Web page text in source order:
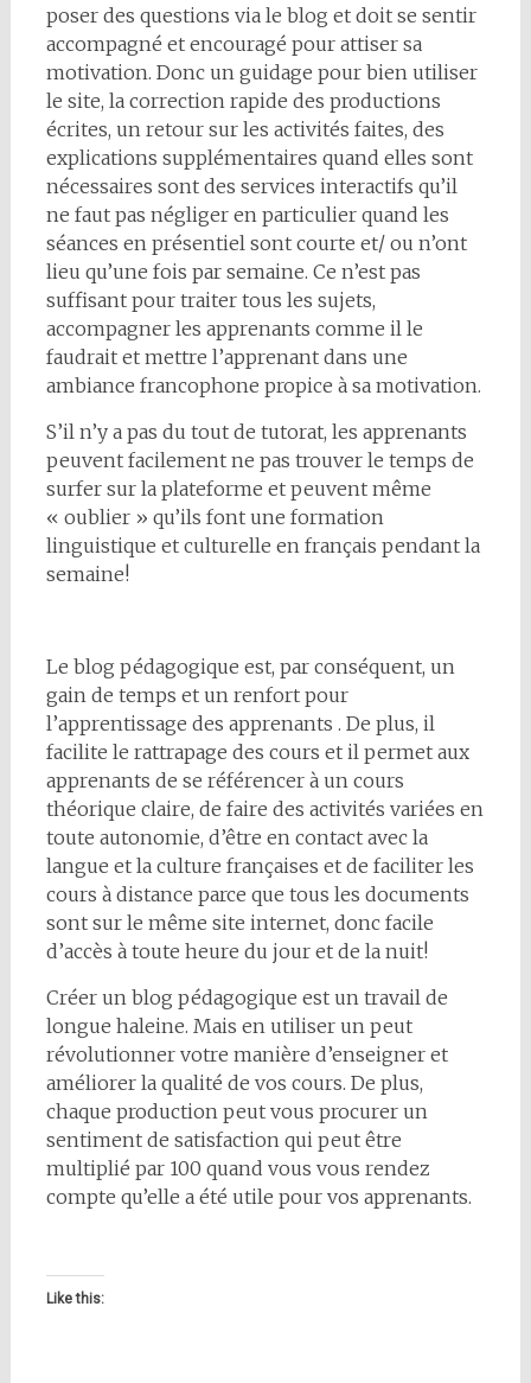
poser des questions via le blog et doit se sentir
accompagné et encouragé pour attiser sa
motivation. Donc un guidage pour bien utiliser
le site, la correction rapide des productions
écrites, un retour sur les activités faites, des
explications supplémentaires quand elles sont
nécessaires sont des services interactifs qu’il
ne faut pas négliger en particulier quand les
séances en présentiel sont courte et/ ou n’ont
lieu qu’une fois par semaine. Ce n’est pas
suffisant pour traiter tous les sujets,
accompagner les apprenants comme il le
faudrait et mettre l’apprenant dans une
ambiance francophone propice à sa motivation.
S’il n’y a pas du tout de tutorat, les apprenants
peuvent facilement ne pas trouver le temps de
surfer sur la plateforme et peuvent même
« oublier » qu’ils font une formation
linguistique et culturelle en français pendant la
semaine!
Le blog pédagogique est, par conséquent, un
gain de temps et un renfort pour
l’apprentissage des apprenants . De plus, il
facilite le rattrapage des cours et il permet aux
apprenants de se référencer à un cours
théorique claire, de faire des activités variées en
toute autonomie, d’être en contact avec la
langue et la culture françaises et de faciliter les
cours à distance parce que tous les documents
sont sur le même site internet, donc facile
d’accès à toute heure du jour et de la nuit!
Créer un blog pédagogique est un travail de
longue haleine. Mais en utiliser un peut
révolutionner votre manière d’enseigner et
améliorer la qualité de vos cours. De plus,
chaque production peut vous procurer un
sentiment de satisfaction qui peut être
multiplié par 100 quand vous vous rendez
compte qu’elle a été utile pour vos apprenants.
Like this: